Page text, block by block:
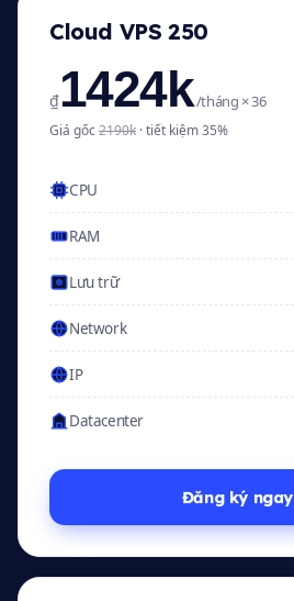
Cloud VPS 250
₫1424k/tháng × 36
Giá gốc2190k · tiết kiệm 35%
CPU
RAM
Lưu trữ
Network
IP
Datacenter
Đăng ký ngay